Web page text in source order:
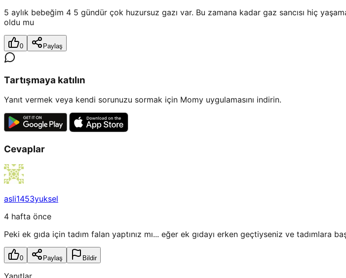
5 aylık bebeğim 4 5 gündür çok huzursuz gazı var. Bu zamana kadar gaz sancısı hiç
oldu mu
0 Paylaş
Tartışmaya katılın
Yanıt vermek veya kendi sorunuzu sormak için Momy uygulamasını indirin.
Cevaplar
asli1453yuksel
4 hafta önce
Peki ek gıda için tadım falan yaptınız mı... eğer ek gıdayı erken geçtiyseniz ve tadımlara
0 Paylaş Bildir
Yanıtlar